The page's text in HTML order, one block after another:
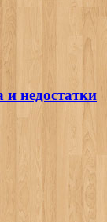
и недостатки